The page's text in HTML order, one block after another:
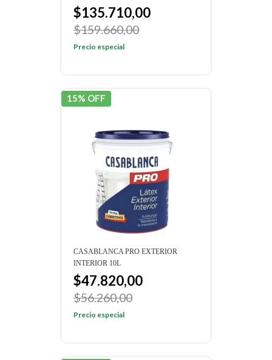
$135.710,00
$159.660,00
Precio especial
15% OFF
CASABLANCA PRO EXTERIOR
INTERIOR 10L
$47.820,00
$56.260,00
Precio especial